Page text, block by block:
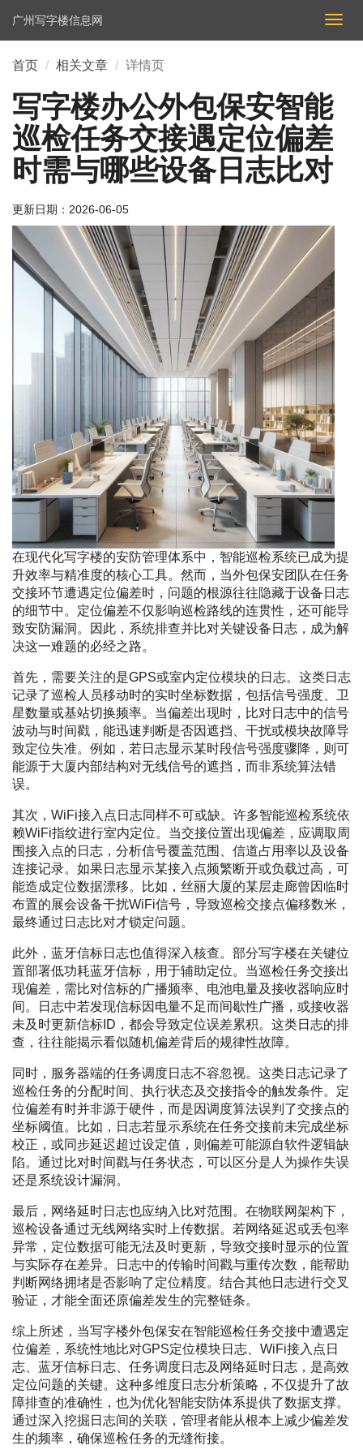
切
换
广州写字楼信息网
首页 相关文章 详情页
写字楼办公外包保安智能
巡检任务交接遇定位偏差
时需与哪些设备日志比对
更新日期： 2026-06-05
在现代化写字楼的安防管理体系中，智能巡检系统已成为提
升效率与精准度的核心工具。然而，当外包保安团队在任务
交接环节遭遇定位偏差时，问题的根源往往隐藏于设备日志
的细节中。定位偏差不仅影响巡检路线的连贯性，还可能导
致安防漏洞。因此，系统排查并比对关键设备日志，成为解
决这一难题的必经之路。
首先，需要关注的是GPS或室内定位模块的日志。这类日志
记录了巡检人员移动时的实时坐标数据，包括信号强度、卫
星数量或基站切换频率。当偏差出现时，比对日志中的信号
波动与时间戳，能迅速判断是否因遮挡、干扰或模块故障导
致定位失准。例如，若日志显示某时段信号强度骤降，则可
能源于大厦内部结构对无线信号的遮挡，而非系统算法错
误。
其次，WiFi接入点日志同样不可或缺。许多智能巡检系统依
赖WiFi指纹进行室内定位。当交接位置出现偏差，应调取周
围接入点的日志，分析信号覆盖范围、信道占用率以及设备
连接记录。如果日志显示某接入点频繁断开或负载过高，可
能造成定位数据漂移。比如，丝丽大厦的某层走廊曾因临时
布置的展会设备干扰WiFi信号，导致巡检交接点偏移数米，
最终通过日志比对才锁定问题。
此外，蓝牙信标日志也值得深入核查。部分写字楼在关键位
置部署低功耗蓝牙信标，用于辅助定位。当巡检任务交接出
现偏差，需比对信标的广播频率、电池电量及接收器响应时
间。日志中若发现信标因电量不足而间歇性广播，或接收器
未及时更新信标ID，都会导致定位误差累积。这类日志的排
查，往往能揭示看似随机偏差背后的规律性故障。
同时，服务器端的任务调度日志不容忽视。这类日志记录了
巡检任务的分配时间、执行状态及交接指令的触发条件。定
位偏差有时并非源于硬件，而是因调度算法误判了交接点的
坐标阈值。比如，日志若显示系统在任务交接前未完成坐标
校正，或同步延迟超过设定值，则偏差可能源自软件逻辑缺
陷。通过比对时间戳与任务状态，可以区分是人为操作失误
还是系统设计漏洞。
最后，网络延时日志也应纳入比对范围。在物联网架构下，
巡检设备通过无线网络实时上传数据。若网络延迟或丢包率
异常，定位数据可能无法及时更新，导致交接时显示的位置
与实际存在差异。日志中的传输时间戳与重传次数，能帮助
判断网络拥堵是否影响了定位精度。结合其他日志进行交叉
验证，才能全面还原偏差发生的完整链条。
综上所述，当写字楼外包保安在智能巡检任务交接中遭遇定
位偏差，系统性地比对GPS定位模块日志、WiFi接入点日
志、蓝牙信标日志、任务调度日志及网络延时日志，是高效
定位问题的关键。这种多维度日志分析策略，不仅提升了故
障排查的准确性，也为优化智能安防体系提供了数据支撑。
通过深入挖掘日志间的关联，管理者能从根本上减少偏差发
生的频率，确保巡检任务的无缝衔接。